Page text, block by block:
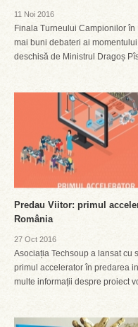
11 Noi 2016
Finala Turneului Campionilor
mai buni debateri ai
deschisă de Ministrul Dragoș
Predau Viitor: primul
România
27 Oct 2016
Asociația Techsoup a lansat cu
primul accelerator în predarea
multe informații despre proiect